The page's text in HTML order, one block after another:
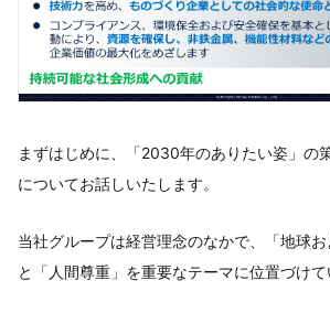
まずはじめに、「2030年のありたい姿」の
についてお話しいたします。
当社グループは経営理念のなかで、「地球お
と「人間尊重」を重要なテーマに位置づけて